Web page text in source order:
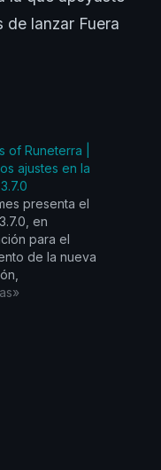
de lanzar Fuera
of Runeterra |
ajustes en la
presenta el
en
para el
de la nueva
en